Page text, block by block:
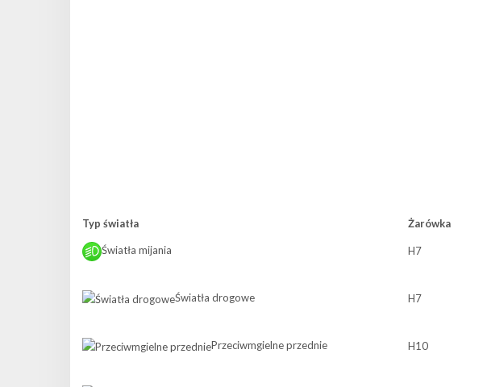
Typ światła Żarówka
Światła mijania H7
Światła drogowe H7
Przeciwmgielne przednie H10